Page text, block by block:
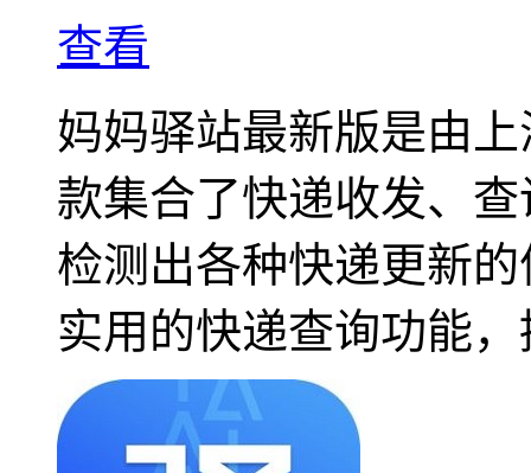
查看
妈妈驿站最新版是由
款集合了快递收发、
检测出各种快递更新
实用的快递查询功能